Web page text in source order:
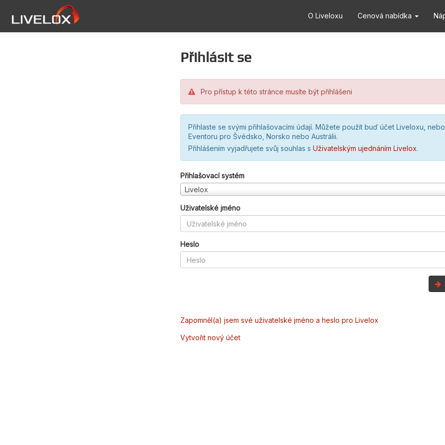
O Liveloxu Cenová nabídka
Přihlásit se
Pro přístup k této stránce musíte být přihlášeni
Přihlaste se svými přihlašovacími údají. Můžete použít buď účet Liveloxu,
Eventoru pro Švédsko, Norsko nebo Austrálii.
Přihlášením vyjadřujete svůj souhlas s Uživatelským ujednáním Livelox.
Přihlašovací systém
Livelox
Uživatelské jméno
Heslo
Zapomněl(a) jsem své uživatelské jméno a heslo pro Livelox
Vytvořit nový účet